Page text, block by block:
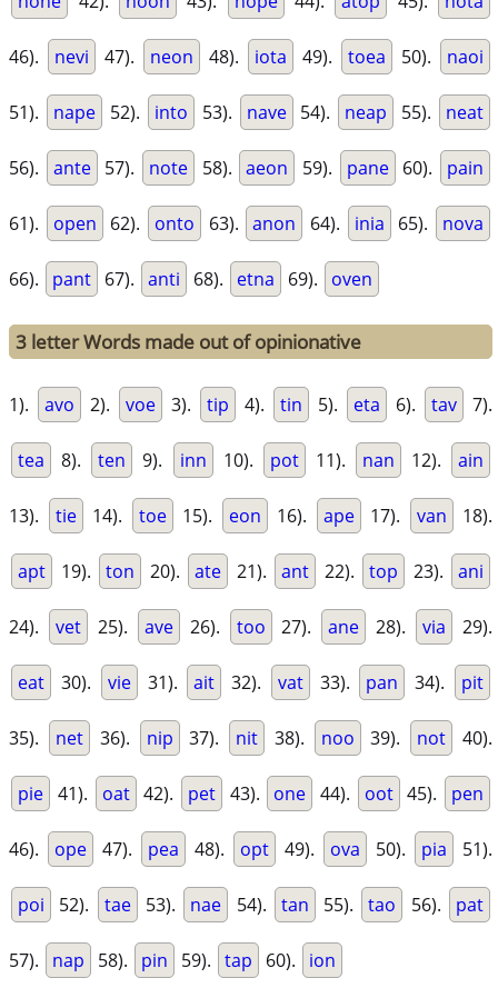
46). nevi 47). neon 48). iota 49). toea 50). naoi
51). nape 52). into 53). nave 54). neap 55). neat
56). ante 57). note 58). aeon 59). pane 60). pain
61). open 62). onto 63). anon 64). inia 65). nova
66). pant 67). anti 68). etna 69). oven
3 letter Words made out of opinionative
1). avo 2). voe 3). tip 4). tin 5). eta 6). tav 7).
tea 8). ten 9). inn 10). pot 11). nan 12). ain
13). tie 14). toe 15). eon 16). ape 17). van 18).
apt 19). ton 20). ate 21). ant 22). top 23). ani
24). vet 25). ave 26). too 27). ane 28). via 29).
eat 30). vie 31). ait 32). vat 33). pan 34). pit
35). net 36). nip 37). nit 38). noo 39). not 40).
pie 41). oat 42). pet 43). one 44). oot 45). pen
46). ope 47). pea 48). opt 49). ova 50). pia 51).
poi 52). tae 53). nae 54). tan 55). tao 56). pat
57). nap 58). pin 59). tap 60). ion